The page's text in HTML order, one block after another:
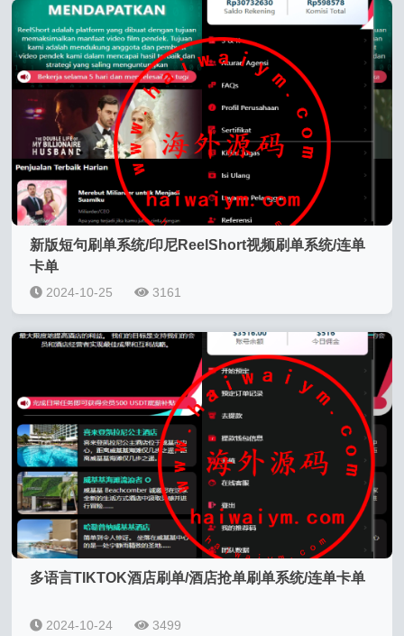
新版短句刷单系统/印尼ReelShort视频刷单系统/连单
卡单
2024-10-25 3161
多语言TIKTOK酒店刷单/酒店抢单刷单系统/连单卡单
2024-10-24 3499